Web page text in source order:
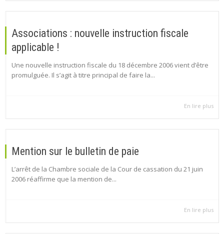
Associations : nouvelle instruction fiscale
applicable !
Une nouvelle instruction fiscale du 18 décembre 2006 vient d’être
promulguée. Il s’agit à titre principal de faire la...
En lire plus
Mention sur le bulletin de paie
L’arrêt de la Chambre sociale de la Cour de cassation du 21 juin
2006 réaffirme que la mention de...
En lire plus